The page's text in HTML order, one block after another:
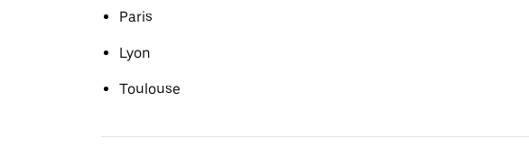
Paris
Lyon
Toulouse